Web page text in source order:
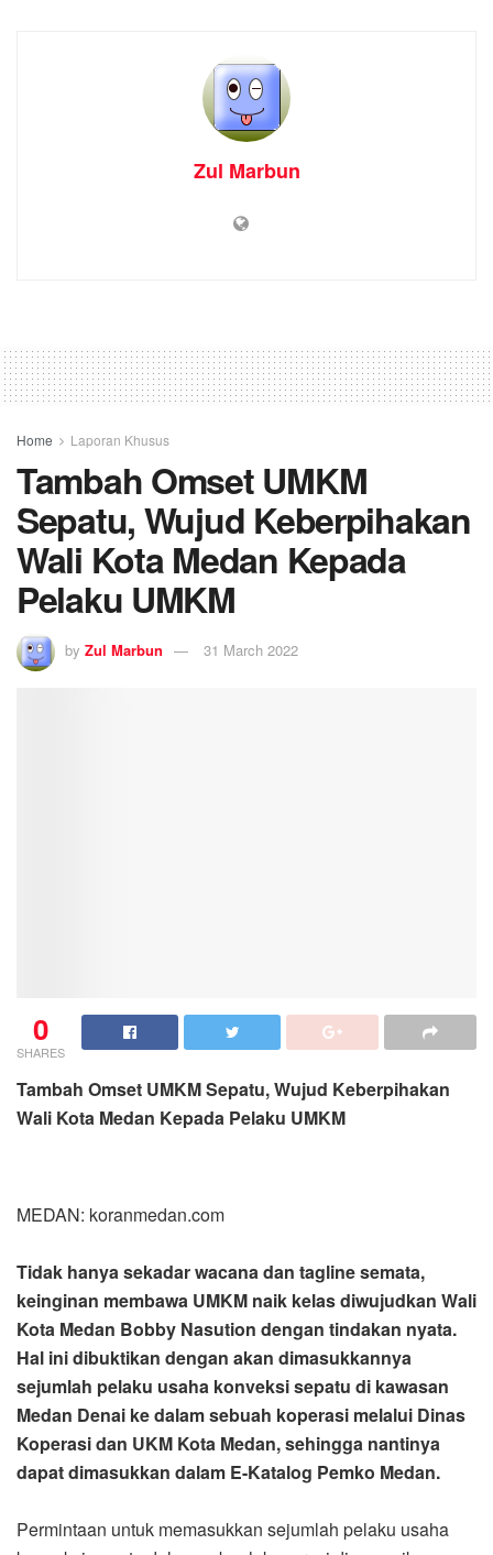
Zul Marbun
Home Laporan Khusus
Tambah Omset UMKM
Sepatu, Wujud Keberpihakan
Wali Kota Medan Kepada
Pelaku UMKM
by Zul Marbun 31 March 2022
0
SHARES
Tambah Omset UMKM Sepatu, Wujud Keberpihakan
Wali Kota Medan Kepada Pelaku UMKM
MEDAN: koranmedan.com
Tidak hanya sekadar wacana dan tagline semata,
keinginan membawa UMKM naik kelas diwujudkan Wali
Kota Medan Bobby Nasution dengan tindakan nyata.
Hal ini dibuktikan dengan akan dimasukkannya
sejumlah pelaku usaha konveksi sepatu di kawasan
Medan Denai ke dalam sebuah koperasi melalui Dinas
Koperasi dan UKM Kota Medan, sehingga nantinya
dapat dimasukkan dalam E-Katalog Pemko Medan.
Permintaan untuk memasukkan sejumlah pelaku usaha